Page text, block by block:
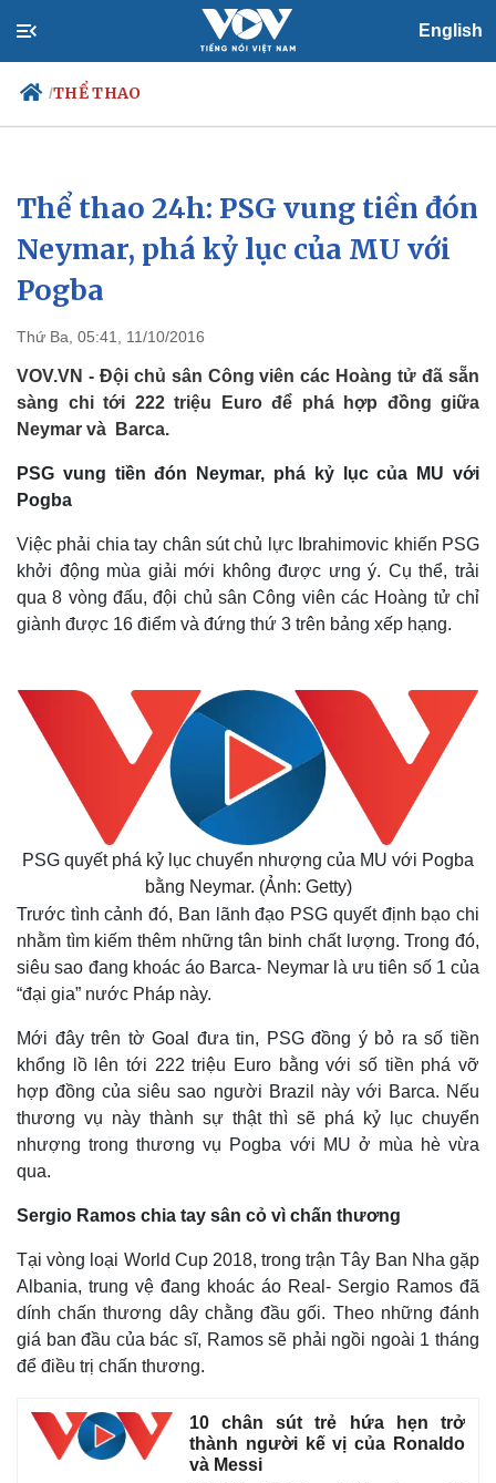
English
/THỂ THAO
Chính trị
Đảng
Tổ chức nhân sự
Quốc hội
Nhận diện sự thật
Xã hội
Tin 24h
Dự báo thời tiết
Thể thao 24h: PSG vung tiền đón
Neymar, phá kỷ lục của MU với
Pogba
Thứ Ba, 05:41, 11/10/2016
VOV.VN - Đội chủ sân Công viên các Hoàng tử đã sẵn
sàng chi tới 222 triệu Euro để phá hợp đồng giữa
Neymar và Barca.
PSG vung tiền đón Neymar, phá kỷ lục của MU với
Pogba
Việc phải chia tay chân sút chủ lực Ibrahimovic khiến PSG
khởi động mùa giải mới không được ưng ý. Cụ thể, trải
qua 8 vòng đấu, đội chủ sân Công viên các Hoàng tử chỉ
giành được 16 điểm và đứng thứ 3 trên bảng xếp hạng.
PSG quyết phá kỷ lục chuyển nhượng của MU với Pogba
bằng Neymar. (Ảnh: Getty)
Trước tình cảnh đó, Ban lãnh đạo PSG quyết định bạo chi
nhằm tìm kiếm thêm những tân binh chất lượng. Trong đó,
siêu sao đang khoác áo Barca- Neymar là ưu tiên số 1 của
“đại gia” nước Pháp này.
Mới đây trên tờ Goal đưa tin, PSG đồng ý bỏ ra số tiền
khổng lồ lên tới 222 triệu Euro bằng với số tiền phá vỡ
hợp đồng của siêu sao người Brazil này với Barca. Nếu
thương vụ này thành sự thật thì sẽ phá kỷ lục chuyển
nhượng trong thương vụ Pogba với MU ở mùa hè vừa
qua.
Sergio Ramos chia tay sân cỏ vì chấn thương
Tại vòng loại World Cup 2018, trong trận Tây Ban Nha gặp
Albania, trung vệ đang khoác áo Real- Sergio Ramos đã
dính chấn thương dây chằng đầu gối. Theo những đánh
giá ban đầu của bác sĩ, Ramos sẽ phải ngồi ngoài 1 tháng
để điều trị chấn thương.
10 chân sút trẻ hứa hẹn trở
thành người kế vị của Ronaldo
và Messi